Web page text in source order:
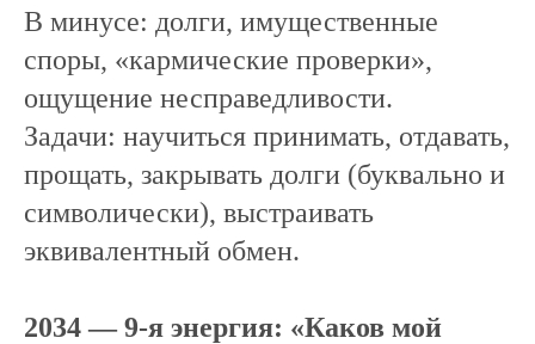
В минусе: долги, имущественные
споры, «кармические проверки»,
ощущение несправедливости.
Задачи: научиться принимать, отдавать,
прощать, закрывать долги (буквально и
символически), выстраивать
эквивалентный обмен.
2034 — 9-я энергия: «Каков мой